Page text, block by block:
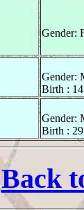
Gender:
Gender:
Birth :
Gender:
Birth :
Back